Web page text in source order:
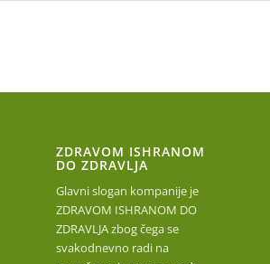
ZDRAVOM ISHRANOM
DO ZDRAVLJA
Glavni slogan kompanije je
ZDRAVOM ISHRANOM DO
ZDRAVLJA zbog čega se
svakodnevno radi na